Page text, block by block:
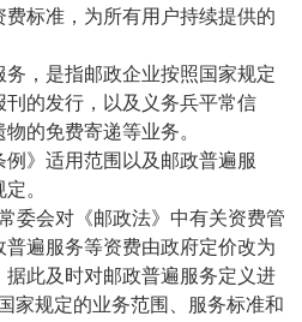
标准，为所有用户持续提供的
，是指邮政企业按照国家规定
的发行，以及义务兵平常信
的免费寄递等业务。
》适用范围以及邮政普遍服
。
会对《邮政法》中有关资费管
遍服务等资费由政府定价改为
此及时对邮政普遍服务定义进
家规定的业务范围、服务标准和